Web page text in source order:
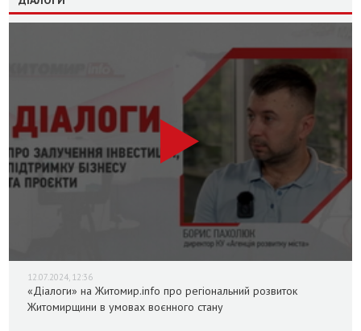
12.07.2024, 12:36
«Діалоги» на Житомир.info про регіональний розвиток
Житомирщини в умовах воєнного стану